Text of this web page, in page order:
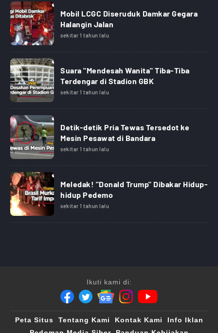
Mobil LCGC Diseruduk Damkar Gegara
Halangin Jalan
sekitar 1 tahun lalu
Suara "Mendesah Wanita" Tiba-Tiba
Terdengar di Stadion GBK
sekitar 1 tahun lalu
Detik-detik Pria Tewas Tersedot ke
Mesin Pesawat di Bandara
sekitar 1 tahun lalu
Meledak! "Donald Trump" Dibakar Hidup-
hidup Pedemo
sekitar 1 tahun lalu
Ikuti kami di:
Peta Situs Tentang Kami Kontak Kami
Info Iklan